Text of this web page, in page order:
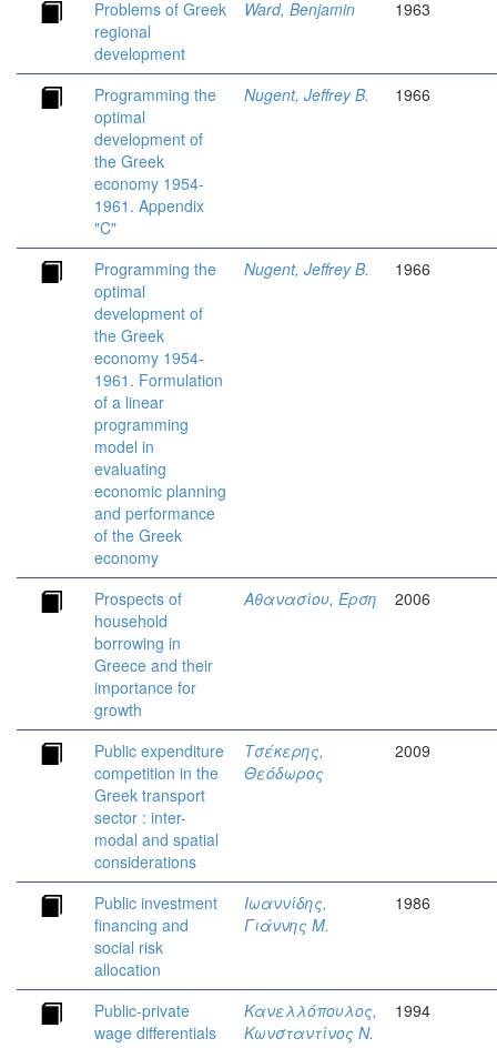
Problems of Greek
regional
development
Ward, Benjamin 1963
Programming the
optimal
development of
the Greek
economy 1954-
1961. Appendix
"C"
Nugent, Jeffrey B. 1966
Programming the
optimal
development of
the Greek
economy 1954-
1961. Formulation
of a linear
programming
model in
evaluating
economic planning
and performance
of the Greek
economy
Nugent, Jeffrey B. 1966
Prospects of
household
borrowing in
Greece and their
importance for
growth
Αθανασίου, Έρση 2006
Public expenditure
competition in the
Greek transport
sector : inter-
modal and spatial
considerations
Τσέκερης,
Θεόδωρος
2009
Public investment
financing and
social risk
allocation
Ιωαννίδης,
Γιάννης Μ.
1986
Public-private
wage differentials
Κανελλόπουλος,
Κωνσταντίνος Ν.
1994